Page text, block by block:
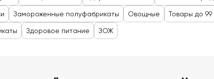
Замороженные полуфабрикаты Овощные Товары до 99
Здоровое питание ЗОЖ